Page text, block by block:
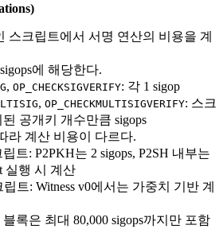
스크립트에서 서명 연산의 비용을 계
에 해당한다.
, OP_CHECKSIGVERIFY: 각 1 sigop
, OP_CHECKMULTISIGVERIFY: 스크
공개키 개수만큼 sigops
라 계산 비용이 다르다.
트: P2PKH는 2 sigops, P2SH 내부는
실행 시 계산
립트: Witness v0에서는 가중치 기반 계
록은 최대 80,000 sigops까지만 포함